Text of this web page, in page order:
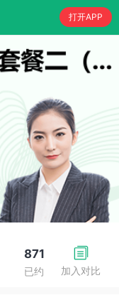
打开APP
加入对比
871
已约